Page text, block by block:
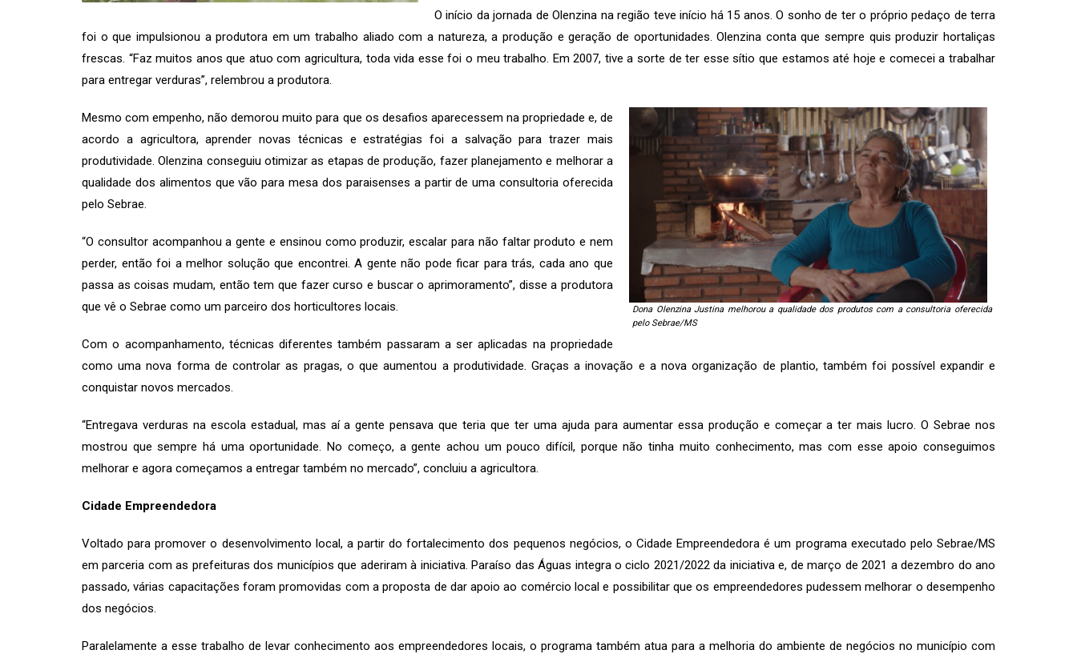
O início da jornada de Olenzina na região teve início há 15 anos. O sonho de ter o próprio pedaço de terra
foi o que impulsionou a produtora em um trabalho aliado com a natureza, a produção e geração de oportunidades. Olenzina conta que sempre quis produzir hortaliças
frescas. “Faz muitos anos que atuo com agricultura, toda vida esse foi o meu trabalho. Em 2007, tive a sorte de ter esse sítio que estamos até hoje e comecei a trabalhar
para entregar verduras”, relembrou a produtora.
Dona Olenzina Justina melhorou a qualidade dos produtos com a consultoria oferecida
pelo Sebrae/MS
Mesmo com empenho, não demorou muito para que os desafios aparecessem na propriedade e, de
acordo a agricultora, aprender novas técnicas e estratégias foi a salvação para trazer mais
produtividade. Olenzina conseguiu otimizar as etapas de produção, fazer planejamento e melhorar a
qualidade dos alimentos que vão para mesa dos paraisenses a partir de uma consultoria oferecida
pelo Sebrae.
“O consultor acompanhou a gente e ensinou como produzir, escalar para não faltar produto e nem
perder, então foi a melhor solução que encontrei. A gente não pode ficar para trás, cada ano que
passa as coisas mudam, então tem que fazer curso e buscar o aprimoramento”, disse a produtora
que vê o Sebrae como um parceiro dos horticultores locais.
Com o acompanhamento, técnicas diferentes também passaram a ser aplicadas na propriedade
como uma nova forma de controlar as pragas, o que aumentou a produtividade. Graças a inovação e a nova organização de plantio, também foi possível expandir e
conquistar novos mercados.
“Entregava verduras na escola estadual, mas aí a gente pensava que teria que ter uma ajuda para aumentar essa produção e começar a ter mais lucro. O Sebrae nos
mostrou que sempre há uma oportunidade. No começo, a gente achou um pouco difícil, porque não tinha muito conhecimento, mas com esse apoio conseguimos
melhorar e agora começamos a entregar também no mercado”, concluiu a agricultora.
Cidade Empreendedora
Voltado para promover o desenvolvimento local, a partir do fortalecimento dos pequenos negócios, o Cidade Empreendedora é um programa executado pelo Sebrae/MS
em parceria com as prefeituras dos municípios que aderiram à iniciativa. Paraíso das Águas integra o ciclo 2021/2022 da iniciativa e, de março de 2021 a dezembro do ano
passado, várias capacitações foram promovidas com a proposta de dar apoio ao comércio local e possibilitar que os empreendedores pudessem melhorar o desempenho
dos negócios.
Paralelamente a esse trabalho de levar conhecimento aos empreendedores locais, o programa também atua para a melhoria do ambiente de negócios no município com